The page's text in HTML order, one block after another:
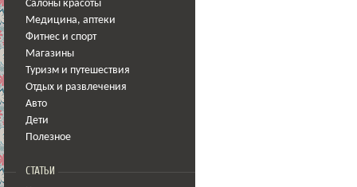
Салоны красоты
Медицина, аптеки
Фитнес и спорт
Магазины
Туризм и путешествия
Отдых и развлечения
Авто
Дети
Полезное
СТАТЬИ